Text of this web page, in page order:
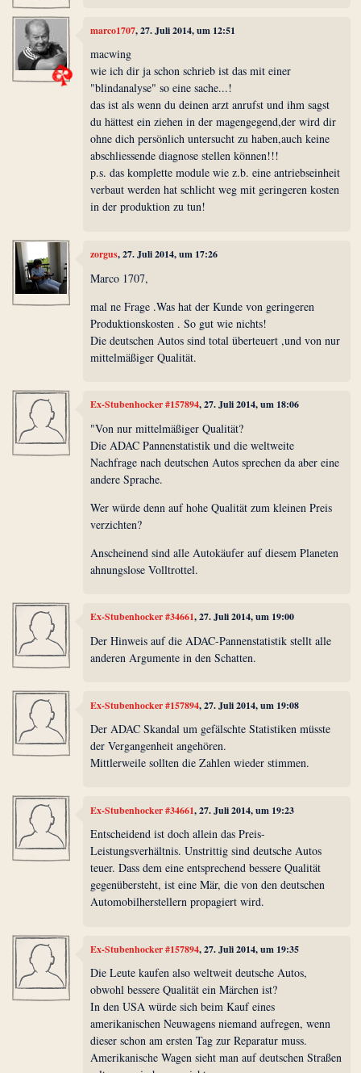
marco1707, 27. Juli 2014, um 12:51
macwing
wie ich dir ja schon schrieb ist das mit einer
"blindanalyse" so eine sache...!
das ist als wenn du deinen arzt anrufst und ihm sagst
du hättest ein ziehen in der magengegend,der wird dir
ohne dich persönlich untersucht zu haben,auch keine
abschliessende diagnose stellen können!!!
p.s. das komplette module wie z.b. eine antriebseinheit
verbaut werden hat schlicht weg mit geringeren kosten
in der produktion zu tun!
zorgus, 27. Juli 2014, um 17:26
Marco 1707,
mal ne Frage .Was hat der Kunde von geringeren
Produktionskosten . So gut wie nichts!
Die deutschen Autos sind total überteuert ,und von nur
mittelmäßiger Qualität.
Ex-Stubenhocker #157894, 27. Juli 2014, um 18:06
"Von nur mittelmäßiger Qualität?
Die ADAC Pannenstatistik und die weltweite
Nachfrage nach deutschen Autos sprechen da aber eine
andere Sprache.
Wer würde denn auf hohe Qualität zum kleinen Preis
verzichten?
Anscheinend sind alle Autokäufer auf diesem Planeten
ahnungslose Volltrottel.
Ex-Stubenhocker #34661, 27. Juli 2014, um 19:00
Der Hinweis auf die ADAC-Pannenstatistik stellt alle
anderen Argumente in den Schatten.
Ex-Stubenhocker #157894, 27. Juli 2014, um 19:08
Der ADAC Skandal um gefälschte Statistiken müsste
der Vergangenheit angehören.
Mittlerweile sollten die Zahlen wieder stimmen.
Ex-Stubenhocker #34661, 27. Juli 2014, um 19:23
Entscheidend ist doch allein das Preis-
Leistungsverhältnis. Unstrittig sind deutsche Autos
teuer. Dass dem eine entsprechend bessere Qualität
gegenübersteht, ist eine Mär, die von den deutschen
Automobilherstellern propagiert wird.
Ex-Stubenhocker #157894, 27. Juli 2014, um 19:35
Die Leute kaufen also weltweit deutsche Autos,
obwohl bessere Qualität ein Märchen ist?
In den USA würde sich beim Kauf eines
amerikanischen Neuwagens niemand aufregen, wenn
dieser schon am ersten Tag zur Reparatur muss.
Amerikanische Wagen sieht man auf deutschen Straßen